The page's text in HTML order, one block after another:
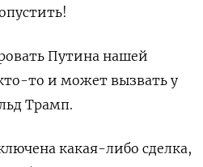
Путина нашей
то и может вызвать у
Трамп.
какая-либо сделка,